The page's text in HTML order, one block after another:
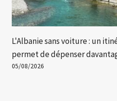
L'Albanie sans voiture : un
permet de dépenser
05/08/2026